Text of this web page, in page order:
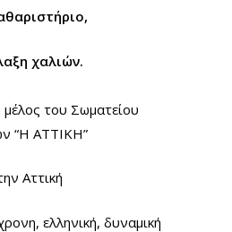
χαλιών.
του Σωματείου
“Η ΑΤΤΙΚΗ”
Αττική
ελληνική, δυναμική